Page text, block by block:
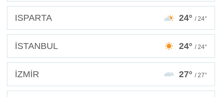
ISPARTA 24° / 24°
İSTANBUL 24° / 24°
İZMİR 27° / 27°